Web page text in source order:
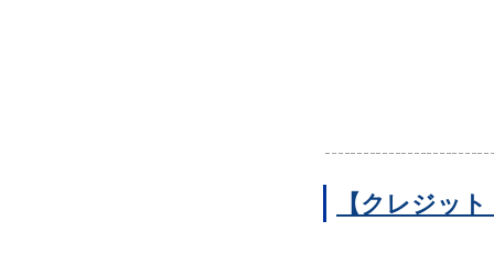
【クレジッ